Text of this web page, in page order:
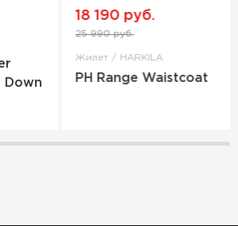
Down
18 190 руб.
25 990 руб.
Жилет / HARKILA
PH Range Waistcoat